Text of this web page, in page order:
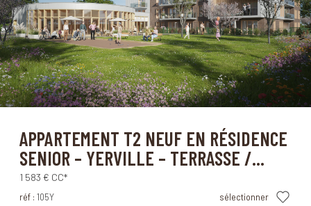
APPARTEMENT T2 NEUF EN RÉSIDENCE
SENIOR – YERVILLE – TERRASSE /...
1 583 € CC*
réf : 105Y sélectionner